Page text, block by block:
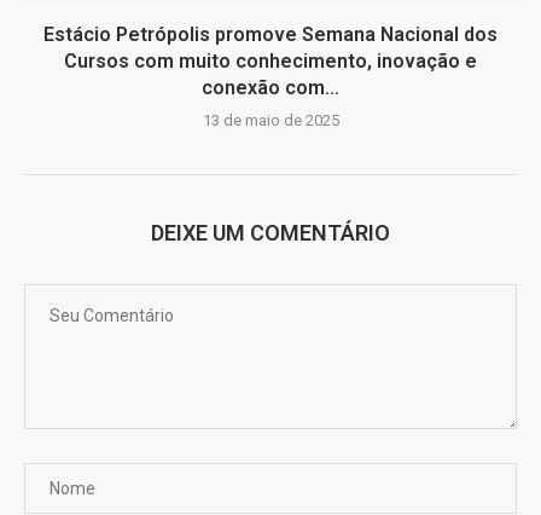
Estácio Petrópolis promove Semana Nacional dos
Cursos com muito conhecimento, inovação e
conexão com...
13 de maio de 2025
DEIXE UM COMENTÁRIO